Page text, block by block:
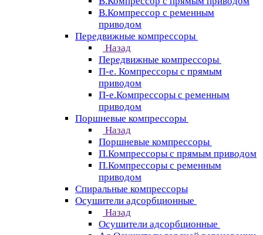
В.Компрессор с ременным
приводом
Передвижные компрессоры
Назад
Передвижные компрессоры
П-е. Компрессоры с прямым
приводом
П-е.Компрессоры с ременным
приводом
Поршневые компрессоры
Назад
Поршневые компрессоры
П.Компрессоры с прямым приводом
П.Компрессоры с ременным
приводом
Спиральные компрессоры
Осушители адсорбционные
Назад
Осушители адсорбционные